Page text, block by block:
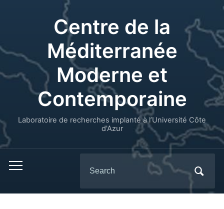
Centre de la
Méditerranée
Moderne et
Contemporaine
Laboratoire de recherches implanté à l’Université Côte
d'Azur
for: